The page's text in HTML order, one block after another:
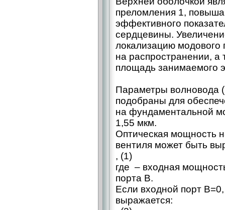
преломления 1,
эффективного
сердцевины.
локализацию модового
на распространении,
площадь занимаемого
Параметры волновода
подобраны для
на фундаментальной
1,55 мкм.
Оптическая мощность
вентиля может быть
, (1)
где – входная
порта B.
Если входной порт
выражается: